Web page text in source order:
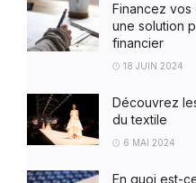
Financez vos
une solution
financier
18 JUIN 2024
Découvrez
du textile
6 MAI 2024
En quoi est-